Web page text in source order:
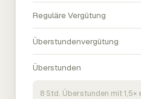
Reguläre Vergütung
Überstundenvergütung
Überstunden
8 Std. Überstunden mit